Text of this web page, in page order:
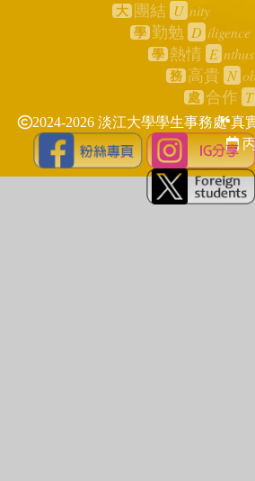
大 團結 U nity
學 勤勉 D iligence
學 熱情 E
務 高貴 N
處 合作 T
2024-2026 淡江大學學生事務處 真